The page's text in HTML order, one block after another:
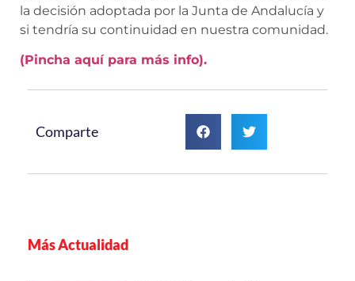
la decisión adoptada por la Junta de Andalucía y
si tendría su continuidad en nuestra comunidad.
(Pincha aquí para más info).
Comparte
Más Actualidad